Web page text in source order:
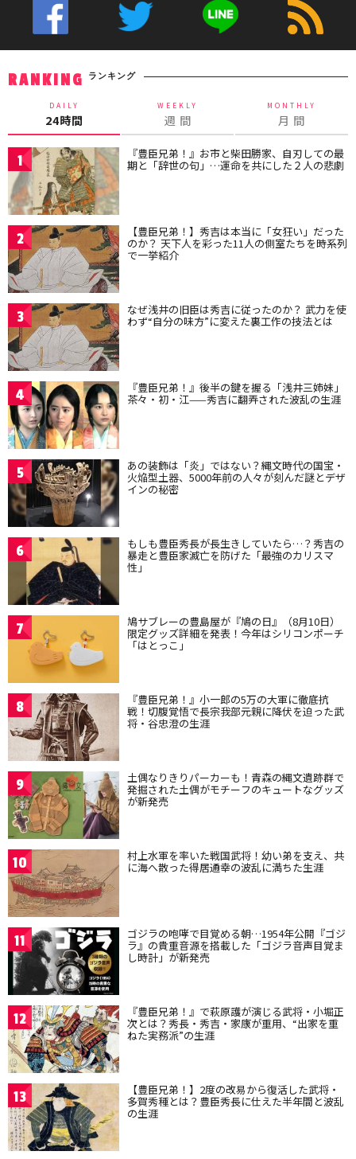
RANKING ランキング
DAILY
24時間
WEEKLY
週 間
MONTHLY
月 間
1 『豊臣兄弟！』お市と柴田勝家、自刃しての最
期と「辞世の句」…運命を共にした２人の悲劇
2 【豊臣兄弟！】秀吉は本当に「女狂い」だった
のか？ 天下人を彩った11人の側室たちを時系列
で一挙紹介
3 なぜ浅井の旧臣は秀吉に従ったのか？ 武力を使
わず“自分の味方”に変えた裏工作の技法とは
4 『豊臣兄弟！』後半の鍵を握る「浅井三姉妹」
茶々・初・江——秀吉に翻弄された波乱の生涯
5 あの装飾は「炎」ではない？縄文時代の国宝・
火焔型土器、5000年前の人々が刻んだ謎とデザ
インの秘密
6 もしも豊臣秀長が長生きしていたら…？秀吉の
暴走と豊臣家滅亡を防げた「最強のカリスマ
性」
7 鳩サブレーの豊島屋が『鳩の日』（8月10日）
限定グッズ詳細を発表！今年はシリコンポーチ
「はとっこ」
8 『豊臣兄弟！』小一郎の5万の大軍に徹底抗
戦！切腹覚悟で長宗我部元親に降伏を迫った武
将・谷忠澄の生涯
9 土偶なりきりパーカーも！青森の縄文遺跡群で
発掘された土偶がモチーフのキュートなグッズ
が新発売
10 村上水軍を率いた戦国武将！幼い弟を支え、共
に海へ散った得居通幸の波乱に満ちた生涯
11 ゴジラの咆哮で目覚める朝…1954年公開『ゴジ
ラ』の貴重音源を搭載した「ゴジラ音声目覚ま
し時計」が新発売
12 『豊臣兄弟！』で萩原護が演じる武将・小堀正
次とは？秀長・秀吉・家康が重用、“出家を重
ねた実務派”の生涯
13 【豊臣兄弟！】2度の改易から復活した武将・
多賀秀種とは？豊臣秀長に仕えた半年間と波乱
の生涯